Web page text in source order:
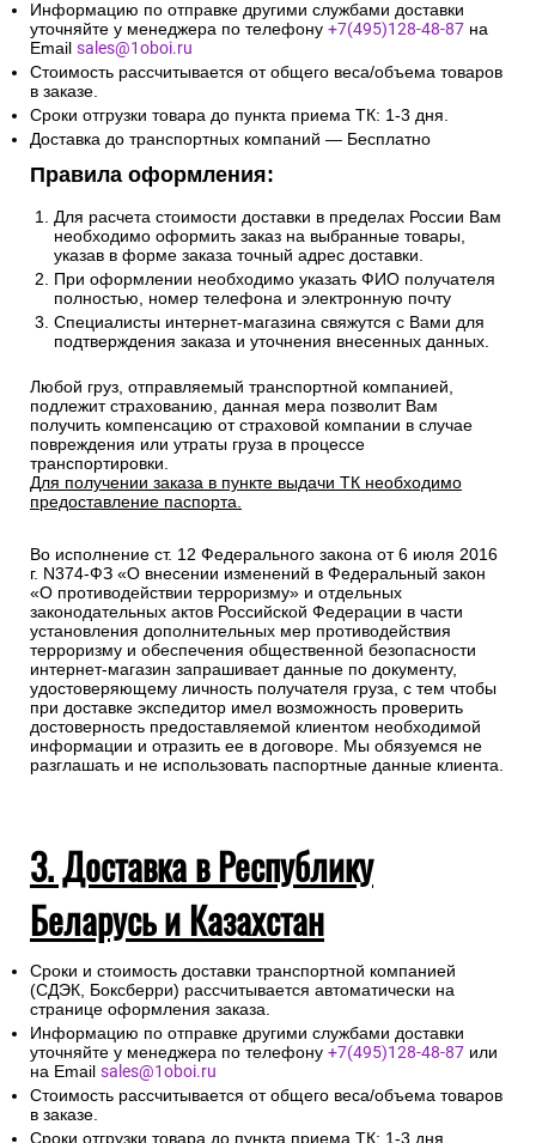
2. Доставка по России и свыше
10км от МКАД:
Сроки и стоимость доставки транспортной компанией
странице оформления заказа.
уточняйте у менеджера по телефону +7(495)128-48-87 на
Emailsales@1oboi.ru
Стоимость рассчитывается от общего веса/объема товаров
в заказе.
Сроки отгрузки товара до пункта приема ТК: 1-3 дня.
Доставка до транспортных компаний — Бесплатно
Для расчета стоимости доставки в пределах России Вам
необходимо оформить заказ на выбранные товары,
указав в форме заказа точный адрес доставки.
При оформлении необходимо указать ФИО получателя
полностью, номер телефона и электронную почту
Специалисты интернет-магазина свяжутся с Вами для
Любой груз, отправляемый транспортной компанией,
подлежит страхованию, данная мера позволит Вам
получить компенсацию от страховой компании в случае
повреждения или утраты груза в процессе
транспортировки.
Для получении заказа в пункте выдачи ТК необходимо
предоставление паспорта.
Во исполнение ст. 12 Федерального закона от 6 июля 2016
г. N374-ФЗ «О внесении изменений в Федеральный закон
терроризму и обеспечения общественной безопасности
интернет-магазин запрашивает данные по документу,
удостоверяющему личность получателя груза, с тем чтобы
при доставке экспедитор имел возможность проверить
достоверность предоставляемой клиентом необходимой
информации и отразить ее в договоре. Мы обязуемся не
3. Доставка в Республику
Беларусь и Казахстан